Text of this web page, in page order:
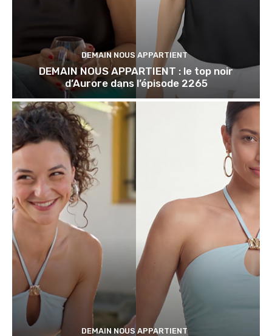
DEMAIN NOUS APPARTIENT
DEMAIN NOUS APPARTIENT : le top noir
d’Aurore dans l’épisode 2265
DEMAIN NOUS APPARTIENT